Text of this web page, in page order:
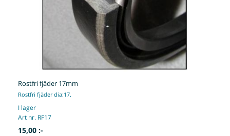
Rostfri fjäder 17mm
Rostfri fjäder dia:17.
I lager
Art nr. RF17
15,00 :-